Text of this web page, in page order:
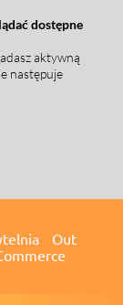
dostępne
aktywną
następuje
Out